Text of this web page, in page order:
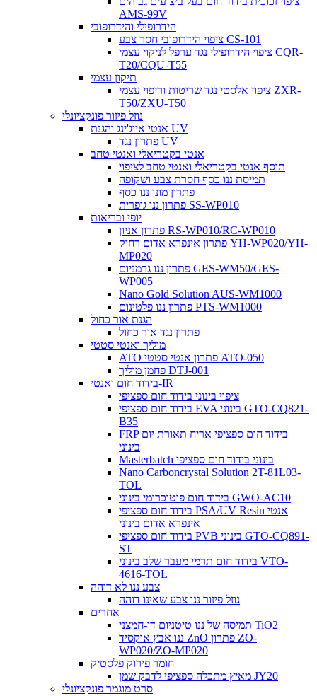
AMS-99V
הידרופילי והידרופובי
ציפוי הידרופובי חסר צבע CS-101
ציפוי הידרופילי נגד ערפל לניקוי עצמי CQR-
T20/CQU-T55
תיקון עצמי
ציפוי אלסטי נגד שריטות וריפוי עצמי ZXR-
T50/ZXU-T50
נוזל פיזור פונקציונלי
אנטי אייג'ינג והגנת UV
פתרון נגד UV
אנטי בקטריאלי ואנטי טחב
תוסף אנטי בקטריאלי ואנטי טחב לציפוי
תמיסת ננו כסף חסרת צבע ושקופה
פתרון מונו ננו כסף
פתרון ננו גופרית SS-WP010
יופי ובריאות
פתרון אניון RS-WP010/RC-WP010
פתרון אינפרא אדום רחוק YH-WP020/YH-
MP020
פתרון ננו גרמניום GES-WM50/GES-
WP005
Nano Gold Solution AUS-WM1000
פתרון ננו פלטינום PTS-WM1000
הגנת אור כחול
פתרון נגד אור כחול
מוליך ואנטי סטטי
ATO פתרון אנטי סטטי ATO-050
פחמן מוליך DTJ-001
בידוד חום ואנטי-IR
ציפוי בינוני בידוד חום ספציפי
בידוד חום ספציפי EVA בינוני GTO-CQ821-
B35
FRP בידוד חום ספציפי אריח תאורת יום
בינוני
Masterbatch בינוני בידוד חום ספציפי
Nano Carboncrystal Solution 2T-81L03-
TOL
בידוד חום פוטוכרומי בינוני GWO-AC10
בידוד חום ספציפי PSA/UV Resin אנטי
אינפרא אדום בינוני
בידוד חום ספציפי PVB בינוני GTO-CQ891-
ST
בידוד חום תרמי מעבר שלב בינוני VTO-
4616-TOL
צבע ננו לא דוהה
נוזל פיזור ננו צבע שאינו דוהה
אחרים
תמיסה של ננו טיטניום דו-חמצני TiO2
ננו אבץ אוקסיד ZnO פתרון ZO-
WP020/ZO-MP020
חומר פירוק פלסטיק
מאיץ מתכלה ספציפי לדבק שמן JY20
סרט מוגמר פונקציונלי